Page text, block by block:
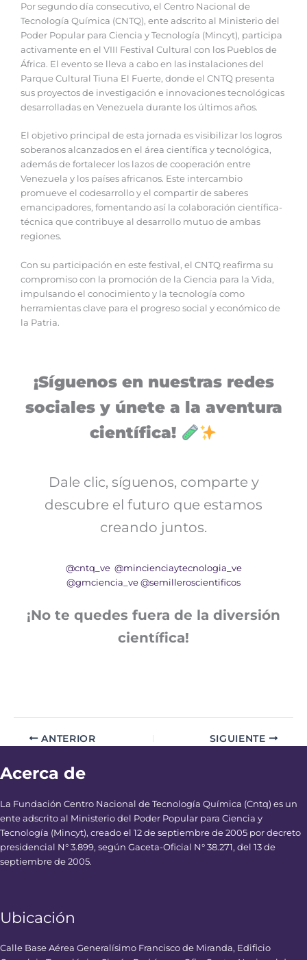
Por segundo día consecutivo, el Centro Nacional de
Tecnología Química (CNTQ), ente adscrito al Ministerio del
Poder Popular para Ciencia y Tecnología (Mincyt), participa
activamente en el VIII Festival Cultural con los Pueblos de
África. El evento se lleva a cabo en las instalaciones del
Parque Cultural Tiuna El Fuerte, donde el CNTQ presenta
sus proyectos de investigación e innovaciones tecnológicas
desarrolladas en Venezuela durante los últimos años.
El objetivo principal de esta jornada es visibilizar los logros
soberanos alcanzados en el área científica y tecnológica,
además de fortalecer los lazos de cooperación entre
Venezuela y los países africanos. Este intercambio
promueve el codesarrollo y el compartir de saberes
emancipadores, fomentando así la colaboración científica-
técnica que contribuye al desarrollo mutuo de ambas
regiones.
Con su participación en este festival, el CNTQ reafirma su
compromiso con la promoción de la Ciencia para la Vida,
impulsando el conocimiento y la tecnología como
herramientas clave para el progreso social y económico de
la Patria.
¡Síguenos en nuestras redes
sociales y únete a la aventura
científica!
Dale clic, síguenos, comparte y
descubre el futuro que estamos
creando juntos.
@cntq_ve @mincienciaytecnologia_ve
@gmciencia_ve @semilleroscientificos
¡No te quedes fuera de la diversión
científica!
ANTERIOR SIGUIENTE
Acerca de
La Fundación Centro Nacional de Tecnología Química (Cntq) es un
ente adscrito al Ministerio del Poder Popular para Ciencia y
Tecnología (Mincyt), creado el 12 de septiembre de 2005 por decreto
presidencial N° 3.899, según Gaceta-Oficial N° 38.271, del 13 de
septiembre de 2005.
Ubicación
Calle Base Aérea Generalísimo Francisco de Miranda, Edificio